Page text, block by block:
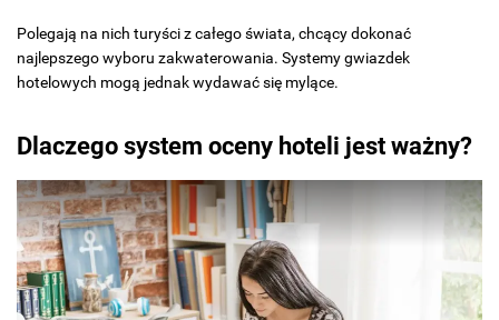
Polegają na nich turyści z całego świata, chcący dokonać
najlepszego wyboru zakwaterowania. Systemy gwiazdek
hotelowych mogą jednak wydawać się mylące.
Dlaczego system oceny hoteli jest ważny?